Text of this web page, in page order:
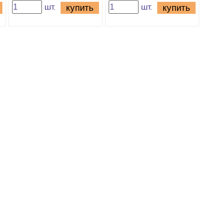
шт. купить шт. купить